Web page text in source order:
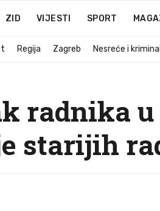
ZID VIJESTI SPORT
Regija Zagreb Nesreće i kriminal
radnika
starijih